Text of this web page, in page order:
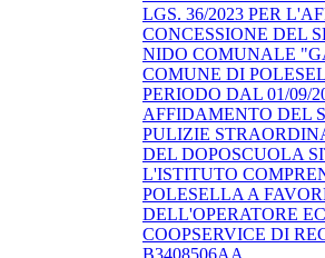
LGS. 36/2023 PER
CONCESSIONE DEL
NIDO COMUNALE
COMUNE DI
PERIODO DAL 01/09/
AFFIDAMENTO DEL
PULIZIE
DEL DOPOSCUOLA
L'ISTITUTO
POLESELLA A
DELL'OPERATORE
COOPSERVICE DI
B3408506AA